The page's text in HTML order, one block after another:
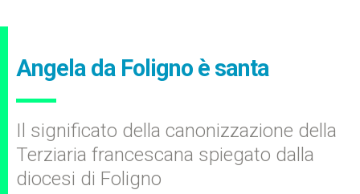
Angela da Foligno è santa
Il significato della canonizzazione della
Terziaria francescana spiegato dalla
diocesi di Foligno